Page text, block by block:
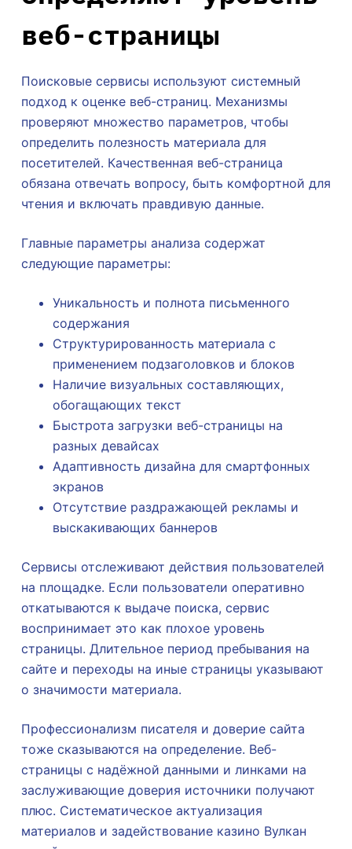
веб-страницы
Поисковые сервисы используют системный
подход к оценке веб-страниц. Механизмы
проверяют множество параметров, чтобы
определить полезность материала для
посетителей. Качественная веб-страница
обязана отвечать вопросу, быть комфортной для
чтения и включать правдивую данные.
Главные параметры анализа содержат
следующие параметры:
Уникальность и полнота письменного
содержания
Структурированность материала с
применением подзаголовков и блоков
Наличие визуальных составляющих,
обогащающих текст
Быстрота загрузки веб-страницы на
разных девайсах
Адаптивность дизайна для смартфонных
экранов
Отсутствие раздражающей рекламы и
выскакивающих баннеров
Сервисы отслеживают действия пользователей
на площадке. Если пользователи оперативно
откатываются к выдаче поиска, сервис
воспринимает это как плохое уровень
страницы. Длительное период пребывания на
сайте и переходы на иные страницы указывают
о значимости материала.
Профессионализм писателя и доверие сайта
тоже сказываются на определение. Веб-
страницы с надёжной данными и линками на
заслуживающие доверия источники получают
плюс. Систематическое актуализация
материалов и задействование казино Вулкан